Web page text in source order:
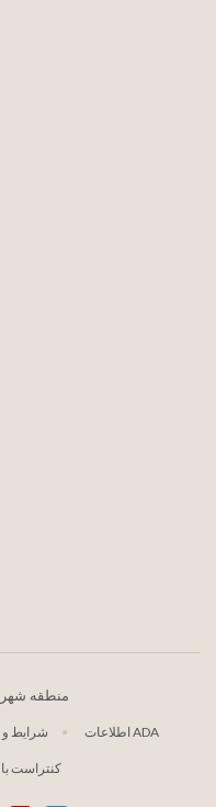
2026 منطقه
شرایط و اطلاعات ADA
کنتراست